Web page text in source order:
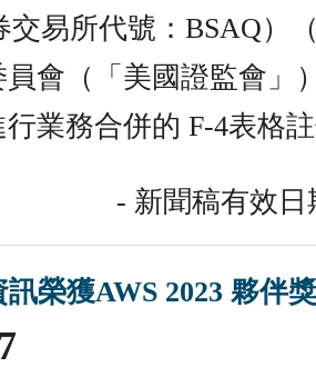
交易所代號：BSAQ）
會（「美國證監會」
業務合併的 F-4表格
- 新聞稿有效日
榮獲AWS 2023 夥伴